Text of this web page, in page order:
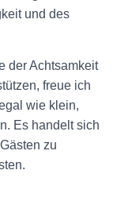
und des
der Achtsamkeit
freue ich
wie klein,
Es handelt sich
zu